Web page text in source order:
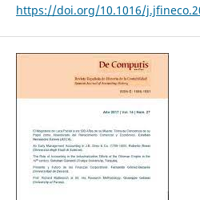
https://doi.org/10.1016/